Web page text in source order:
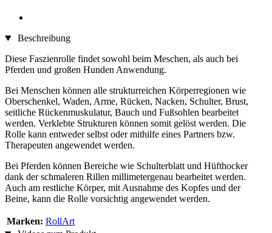
Beschreibung
Diese Faszienrolle findet sowohl beim Meschen, als auch bei
Pferden und großen Hunden Anwendung.
Bei Menschen können alle strukturreichen Körperregionen wie
Oberschenkel, Waden, Arme, Rücken, Nacken, Schulter, Brust,
seitliche Rückenmuskulatur, Bauch und Fußsohlen bearbeitet
werden. Verklebte Strukturen können somit gelöst werden. Die
Rolle kann entweder selbst oder mithilfe eines Partners bzw.
Therapeuten angewendet werden.
Bei Pferden können Bereiche wie Schulterblatt und Hüfthocker
dank der schmaleren Rillen millimetergenau bearbeitet werden.
Auch am restliche Körper, mit Ausnahme des Kopfes und der
Beine, kann die Rolle vorsichtig angewendet werden.
Marken: RollArt